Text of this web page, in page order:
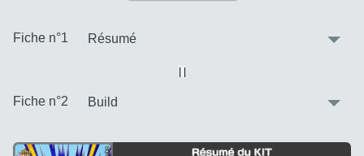
Fiche n°1
Vue alternative
| |
Fiche n°2